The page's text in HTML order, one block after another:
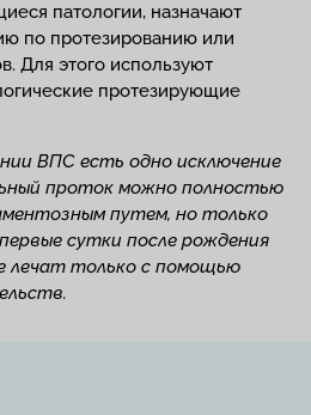
патологии, назначают
по протезированию или
Для этого используют
протезирующие
ВПС есть одно исключение
проток можно полностью
путем, но только
сутки после рождения
лечат только с помощью